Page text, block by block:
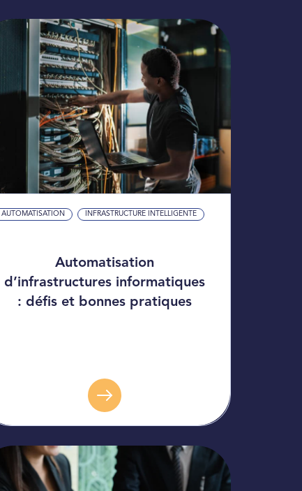
AUTOMATISATION INFRASTRUCTURE INTELLIGENTE
Automatisation
d’infrastructures informatiques
: défis et bonnes pratiques